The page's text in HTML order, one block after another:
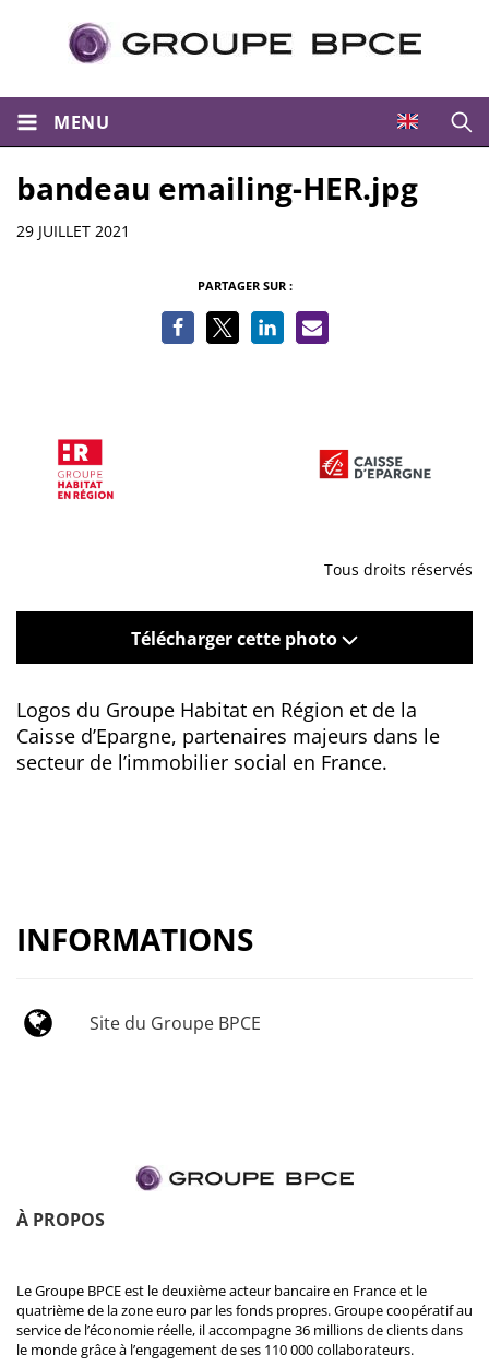
MENU
bandeau emailing-HER.jpg
Informations
29 JUILLET 2021
PARTAGER SUR :
Tous droits réservés
Télécharger cette photo
Logos du Groupe Habitat en Région et de la
Caisse d’Epargne, partenaires majeurs dans le
secteur de l’immobilier social en France.
INFORMATIONS
Site du Groupe BPCE
À PROPOS
Le Groupe BPCE est le deuxième acteur bancaire en France et le
quatrième de la zone euro par les fonds propres. Groupe coopératif au
service de l’économie réelle, il accompagne 36 millions de clients dans
le monde grâce à l’engagement de ses 110 000 collaborateurs.